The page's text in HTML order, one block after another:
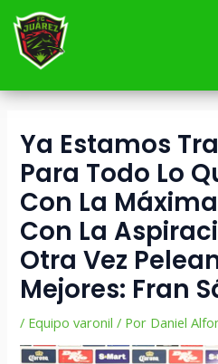
contenido
Ya Estamos
Para Todo Lo
Con La
Con La
Otra Vez
Mejores: Fran
/ Equipo varonil / Por Daniel
Navegación
de
entradas